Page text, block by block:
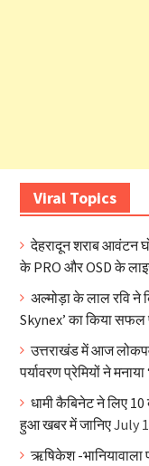
Viral Topics
देहरादून शराब आवंटन
के PRO और OSD के
अल्मोड़ा के लाल रवि ने
Skynex’ का किया सफल
उत्तराखंड में आज
पर्यावरण प्रेमियों ने
धामी कैबिनेट ने लिए
हुआ खबर में जानिएJuly
ऋषिकेश -भानियावाला